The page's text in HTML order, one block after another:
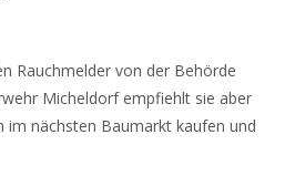
Rauchmelder von der Behörde
Micheldorf empfiehlt sie aber
im nächsten Baumarkt kaufen und